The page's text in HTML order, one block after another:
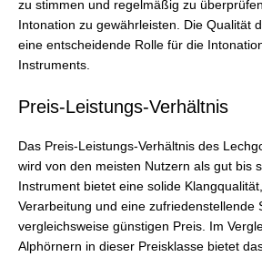
zu stimmen und regelmäßig zu
Intonation zu gewährleisten. Die Qualität
eine entscheidende Rolle für die
Instruments.
Preis-Leistungs-Verhältnis
Das Preis-Leistungs-Verhältnis des
wird von den meisten Nutzern als gut bis
Instrument bietet eine solide
Verarbeitung und eine zufriedenstellende
vergleichsweise günstigen Preis. Im
Alphörnern in dieser Preisklasse bietet